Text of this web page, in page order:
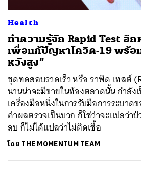
Health
ทำความรู้จัก Rapid Test อี
เพื่อแก้ปัญหาโควิด-19 พร้อ
หวังสูง”
ชุดทดสอบรวดเร็ว หรือ ราพิด เทสต์
นานน่าจะมีขายในท้องตลาดนั้น กำลัง
เครื่องมือหนึ่งในการรับมือการระบาด
ค่าผลตรวจเป็นบวก ก็ใช่ว่าจะแปลว่า
ลบ ก็ไม่ได้แปลว่าไม่ติดเชื้อ
โดย THE MOMENTUM TEAM